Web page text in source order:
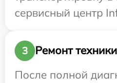
сервисный центр
3
Ремонт техники
После полной